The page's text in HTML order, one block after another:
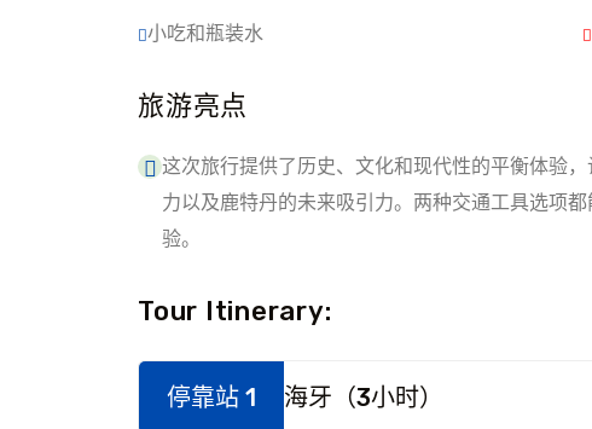
小吃和瓶装水
旅游亮点
这次旅行提供了历史、文化和现代性的平衡体验
力以及鹿特丹的未来吸引力。两种交通工具选项
验。
Tour Itinerary:
停靠站 1 海牙（3小时）